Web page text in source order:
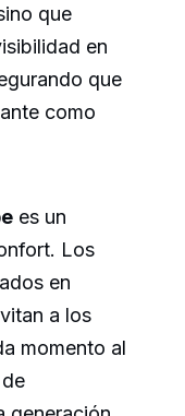
que
en
que
como
es un
Los
en
a los
momento al